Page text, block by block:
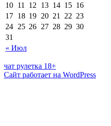
« Июл
10 11 12 13 14 15 16
17 18 19 20 21 22 23
24 25 26 27 28 29 30
31
чат рулетка 18+
Сайт работает на WordPress